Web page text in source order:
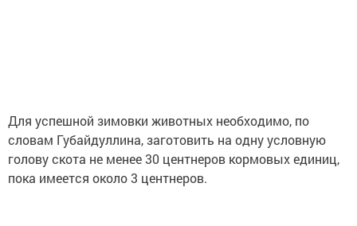
Для успешной зимовки животных необходимо, по
словам Губайдуллина, заготовить на одну условную
голову скота не менее 30 центнеров кормовых единиц,
пока имеется около 3 центнеров.